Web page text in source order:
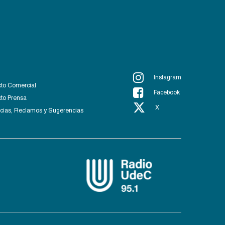
Comercial
Prensa
Reclamos y Sugerencias
Instagram
Facebook
X